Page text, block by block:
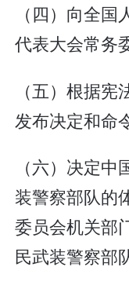
（四）向全
代表大会常务
（五）根据
发布决定和命
（六）决定
装警察部队的
委员会机关部
民武装警察部